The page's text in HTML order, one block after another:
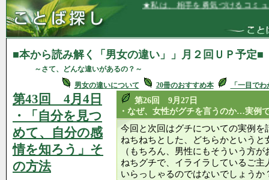
★私は、相手を勇気づけるコミュニケー
■本から読み解く「男女の違い」」月２回ＵＰ予定■
～さて、どんな違いがあるの？～
男女の違いについて
20冊のおすすめ本 「一目で
第43回 4月4日
・「自分を見つ
めて、自分の感
情を知ろう」そ
の方法
第26回 9月27日
・なぜ、女性がグチを言うのか…実例
今回と次回はグチについての実例を
ねちねちとした、どちらかという
（もちろん、男性にもそういう方
ねちグチで、イライラしているご主
いらっしゃるのではないでしょうか